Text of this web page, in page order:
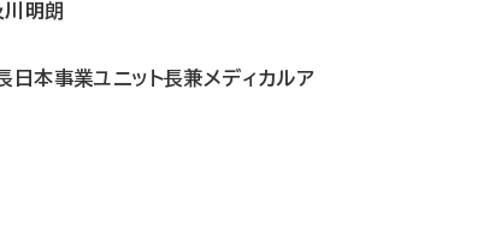
明朗
日本事業ユニット長兼メディカルア